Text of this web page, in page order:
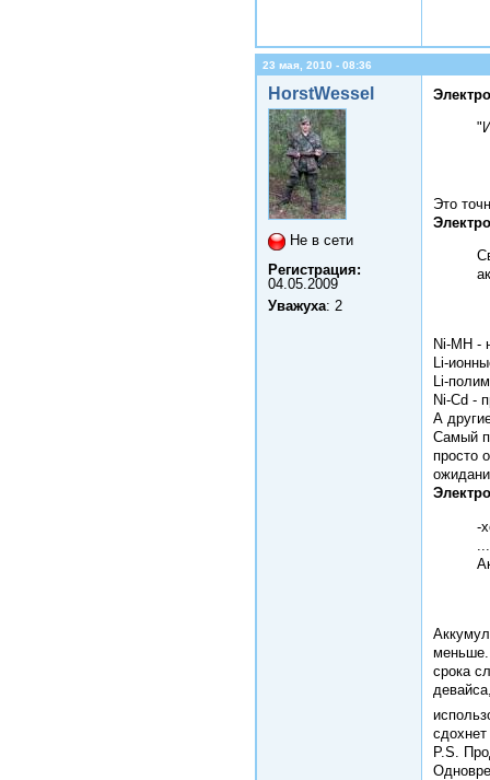
23 мая, 2010 - 08:36
HorstWessel
Не в сети
Регистрация:
04.05.2009
Уважуха: 2
Это
Ni-МН -
Li-
Li-
Ni-Cd -
А
Самый
просто
-
меньше.
срока
P.S.